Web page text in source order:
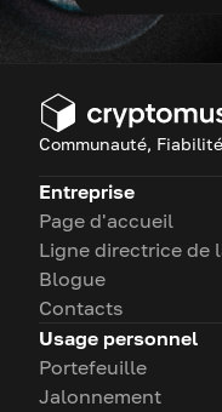
Communauté,
Entreprise
Page d'accueil
Ligne directrice de
Blogue
Contacts
Usage personnel
Portefeuille
Jalonnement